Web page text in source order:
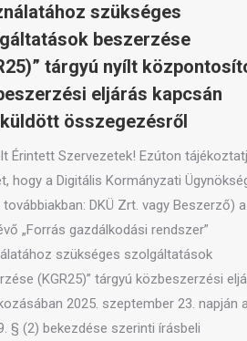
szükséges
beszerzése
tárgyú nyílt
eljárás kapcsán
összegezésről
Érintett Szervezetek! Ezúton
hogy a Digitális Kormányzati
DKÜ Zrt. vagy Beszerző) a
„Forrás gazdálkodási rendszer”
szükséges szolgáltatások
(KGR25)” tárgyú közbeszerzési
2025. szeptember 23. napján
§ (2) bekezdése szerinti írásbeli